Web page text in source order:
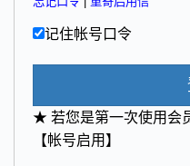
记住帐号口令
★ 若您是第一次使用会
【帐号启用】